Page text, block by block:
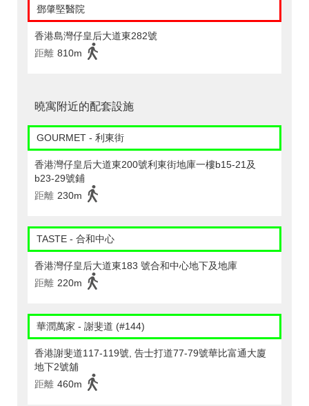
鄧肇堅醫院
香港島灣仔皇后大道東282號
距離 810m
曉寓附近的配套設施
GOURMET - 利東街
香港灣仔皇后大道東200號利東街地庫一樓b15-21及
b23-29號鋪
距離 230m
TASTE - 合和中心
香港灣仔皇后大道東183 號合和中心地下及地庫
距離 220m
華潤萬家 - 謝斐道 (#144)
香港謝斐道117-119號, 告士打道77-79號華比富通大廈
地下2號舖
距離 460m